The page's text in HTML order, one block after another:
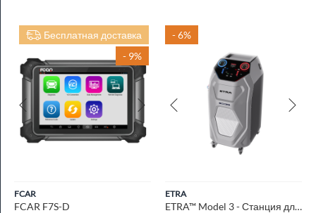
Бесплатная доставка
- 9%
FCAR
FCAR F7S-D
- 6%
ETRA
ETRA™ Model 3 - Станция для заправки автокондиционеров